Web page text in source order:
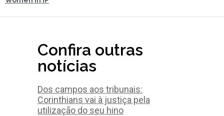
Confira outras
notícias
Dos campos aos tribunais:
Corinthians vai à justiça pela
utilização do seu hino